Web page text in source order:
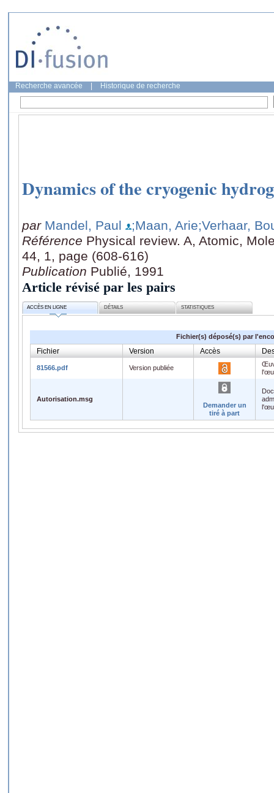
Recherche avancée Historique de recherche
Dynamics of the cryogenic
par Mandel, Paul ;Maan, Arie;Verhaar,
Référence Physical review. A, Atomic,
44, 1, page (608-616)
Publication Publié, 1991
Article révisé par les pairs
ACCÈS EN LIGNE DÉTAILS STATISTIQUES
Fichier(s) déposé(s) par
Fichier Version Accès
81566.pdf Version publiée
Autorisation.msg
Demander un
tiré à part